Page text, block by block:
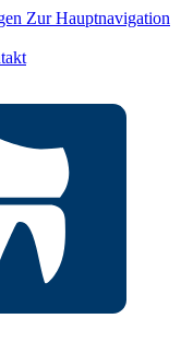
Zur Hauptnavigation